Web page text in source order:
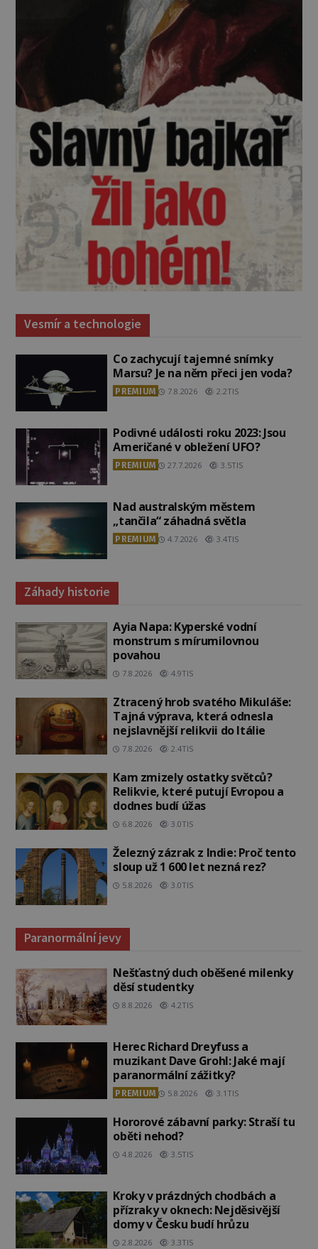
Vesmír a technologie
Co zachycují tajemné snímky
Marsu? Je na něm přeci jen voda?
PREMIUM 7.8.2026 2.2TIS
Podivné události roku 2023: Jsou
Američané v obležení UFO?
PREMIUM 27.7.2026 3.5TIS
Nad australským městem
„tančila“ záhadná světla
PREMIUM 4.7.2026 3.4TIS
Záhady historie
Ayia Napa: Kyperské vodní
monstrum s mírumilovnou
povahou
7.8.2026 4.9TIS
Ztracený hrob svatého Mikuláše:
Tajná výprava, která odnesla
nejslavnější relikvii do Itálie
7.8.2026 2.4TIS
Kam zmizely ostatky světců?
Relikvie, které putují Evropou a
dodnes budí úžas
6.8.2026 3.0TIS
Železný zázrak z Indie: Proč tento
sloup už 1 600 let nezná rez?
5.8.2026 3.0TIS
Paranormální jevy
Nešťastný duch oběšené milenky
děsí studentky
8.8.2026 4.2TIS
Herec Richard Dreyfuss a
muzikant Dave Grohl: Jaké mají
paranormální zážitky?
PREMIUM 5.8.2026 3.1TIS
Hororové zábavní parky: Straší tu
oběti nehod?
4.8.2026 3.5TIS
Kroky v prázdných chodbách a
přízraky v oknech: Nejděsivější
domy v Česku budí hrůzu
2.8.2026 3.3TIS